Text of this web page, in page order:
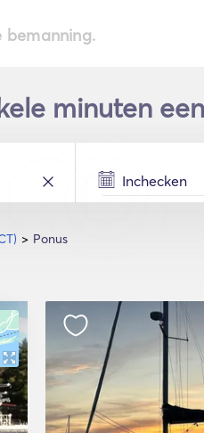
bemanning.
minuten
Ponus